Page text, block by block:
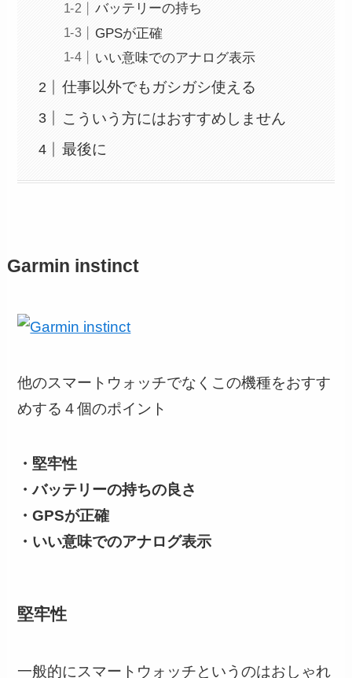
バッテリーの持ち
GPSが正確
いい意味でのアナログ表示
仕事以外でもガシガシ使える
こういう方にはおすすめしません
最後に
Garmin instinct
他のスマートウォッチでなくこの機種をおすす
めする４個のポイント
・堅牢性
・バッテリーの持ちの良さ
・GPSが正確
・いい意味でのアナログ表示
堅牢性
一般的にスマートウォッチというのはおしゃれ